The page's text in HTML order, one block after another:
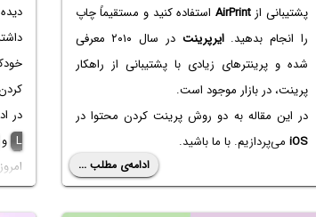
پشتیبانی ازAirPrint استفاده کنید و مستقیماً چاپ
را انجام بدهید.ایرپرینت
در سال ۲۰۱۰ معرفی
شده و پرینترهای زیادی با پشتیبانی از راهکار
پرینت، در بازار موجود است.
در این مقاله به دو روش پرینت کردن محتوا در
iOS می‌پردازیم. با ما باشید.
ادامه‌ی مطلب ...
در
L